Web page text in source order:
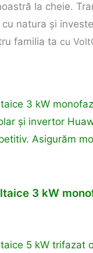
la cheie.
natura și
familia ta cu
3 kW